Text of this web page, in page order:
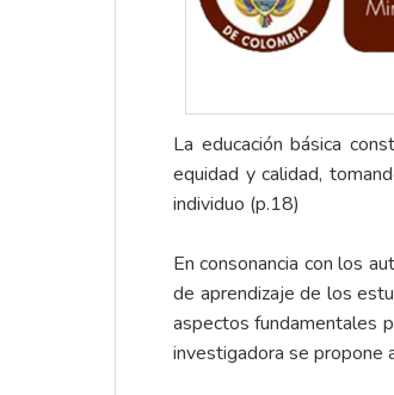
La educación básica
equidad y calidad,
individuo (p.18)
En consonancia con los
de aprendizaje de los
aspectos fundamentales
investigadora se propone